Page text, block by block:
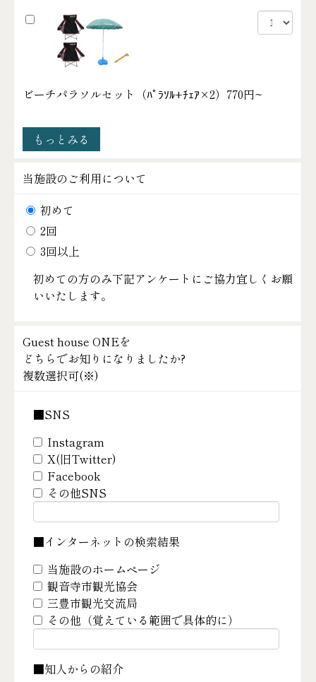
ビーチパラソルセット（ﾊﾟﾗｿﾙ+ﾁｪｱ×2） 770円~
もっとみる
当施設のご利用について
初めて
2回
3回以上
初めての方のみ下記アンケートにご協力宜しくお願
いいたします。
Guest house ONEを
どちらでお知りになりましたか?
複数選択可(※)
■SNS
Instagram
X(旧Twitter)
Facebook
その他SNS
■インターネットの検索結果
当施設のホームページ
観音寺市観光協会
三豊市観光交流局
その他（覚えている範囲で具体的に）
■知人からの紹介